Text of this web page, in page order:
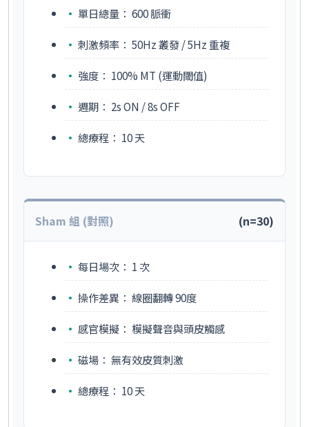
單日總量： 600 脈衝
刺激頻率： 50Hz 叢發 / 5Hz 重複
強度： 100% MT (運動閾值)
週期： 2s ON / 8s OFF
總療程： 10 天
Sham 組 (對照) (n=30)
每日場次： 1 次
操作差異： 線圈翻轉 90度
感官模擬： 模擬聲音與頭皮觸感
磁場： 無有效皮質刺激
總療程： 10 天